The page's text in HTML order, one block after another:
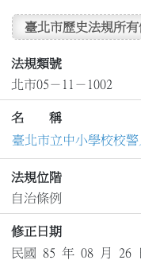
臺北市歷史法規所有
法規類號
北市05－11－1002
名 稱
臺北市立中小學校校
法規位階
自治條例
修正日期
民國 85 年 08 月 26